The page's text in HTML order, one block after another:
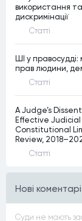
використання
дискримінації
Статтi
ШІ у правосудді:
прав людини,
Статтi
A Judge’s
Effective
Constitutional
Review,
Статтi
Нові коментарі